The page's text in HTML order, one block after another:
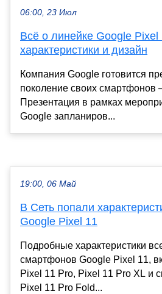
06:00, 23 Июл
Всё о линейке Google
характеристики и дизайн
Компания Google готовится
поколение своих смартфонов
Презентация в рамках
Google запланиров...
19:00, 06 Май
В Сеть попали
Google Pixel 11
Подробные характеристики
смартфонов Google Pixel 11,
Pixel 11 Pro, Pixel 11 Pro XL и
Pixel 11 Pro Fold...